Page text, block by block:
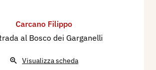
Carcano Filippo
al Bosco dei Garganelli
Visualizza scheda